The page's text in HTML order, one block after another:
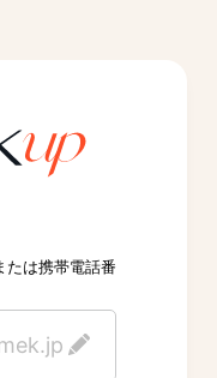
たは携帯電話番